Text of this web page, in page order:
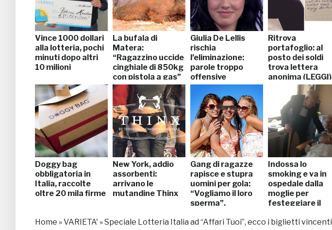
Vince 1000 dollari
alla lotteria, pochi
minuti dopo altri
10 milioni
La bufala di
Matera:
“Ragazzino uccide
cinghiale di 850kg
con pistola a gas”
Giulia De Lellis
rischia
l’eliminazione:
parole troppo
offensive
Ritrova
portafoglio: al
posto dei soldi
trova lettera
anonima (LEGGI)
Doggy bag
obbligatoria in
Italia, raccolte
oltre 20 mila firme
New York, addio
assorbenti:
arrivano le
mutandine Thinx
Gang di ragazze
rapisce e stupra
uomini per gola:
“Vogliamo il loro
sperma”.
Indossa lo
smoking e va in
ospedale dalla
moglie per
festeggiare il
anniversario
Home »VARIETA' »Speciale Lotteria Italia ad “Affari Tuoi”, ecco i biglietti vincenti